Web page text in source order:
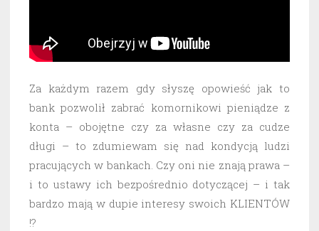
Za każdym razem gdy słyszę opowieść jak to
bank pozwolił zabrać komornikowi pieniądze z
konta – obojętne czy za własne czy za cudze
długi – to zdumiewam się nad kondycją ludzi
pracujących w bankach. Czy oni nie znają prawa –
i to ustawy ich bezpośrednio dotyczącej – i tak
bardzo mają w dupie interesy swoich KLIENTÓW
!?